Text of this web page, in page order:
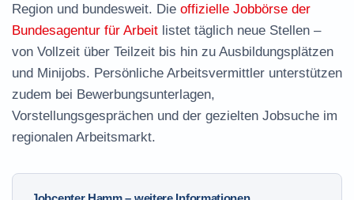
Region und bundesweit. Die offizielle Jobbörse der
Bundesagentur für Arbeit listet täglich neue Stellen –
von Vollzeit über Teilzeit bis hin zu Ausbildungsplätzen
und Minijobs. Persönliche Arbeitsvermittler unterstützen
zudem bei Bewerbungsunterlagen,
Vorstellungsgesprächen und der gezielten Jobsuche im
regionalen Arbeitsmarkt.